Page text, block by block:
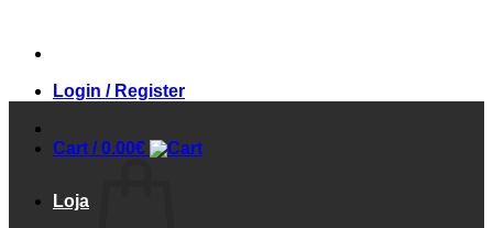
Login / Register
Cart /0.00€
Loja